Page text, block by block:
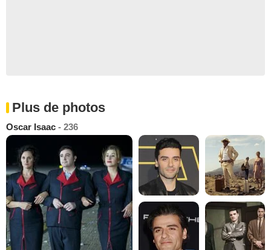
Plus de photos
Oscar Isaac - 236